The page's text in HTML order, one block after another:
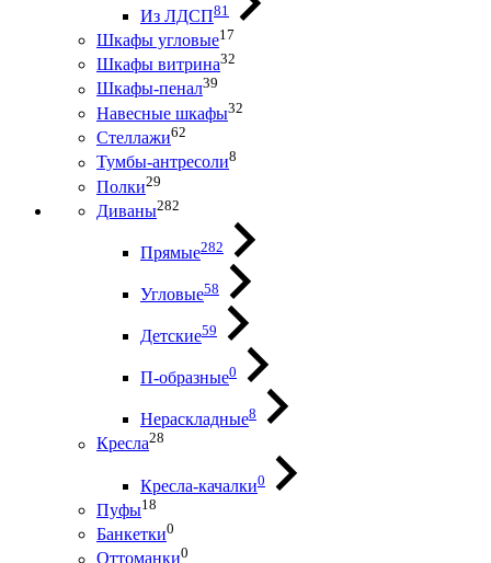
Из ЛДСП81
Шкафы угловые17
Шкафы витрина32
Шкафы-пенал39
Навесные шкафы32
Стеллажи62
Тумбы-антресоли8
Полки29
Диваны282
Прямые282
Угловые58
Детские59
П-образные0
Нераскладные8
Кресла28
Кресла-качалки0
Пуфы18
Банкетки0
Оттоманки0